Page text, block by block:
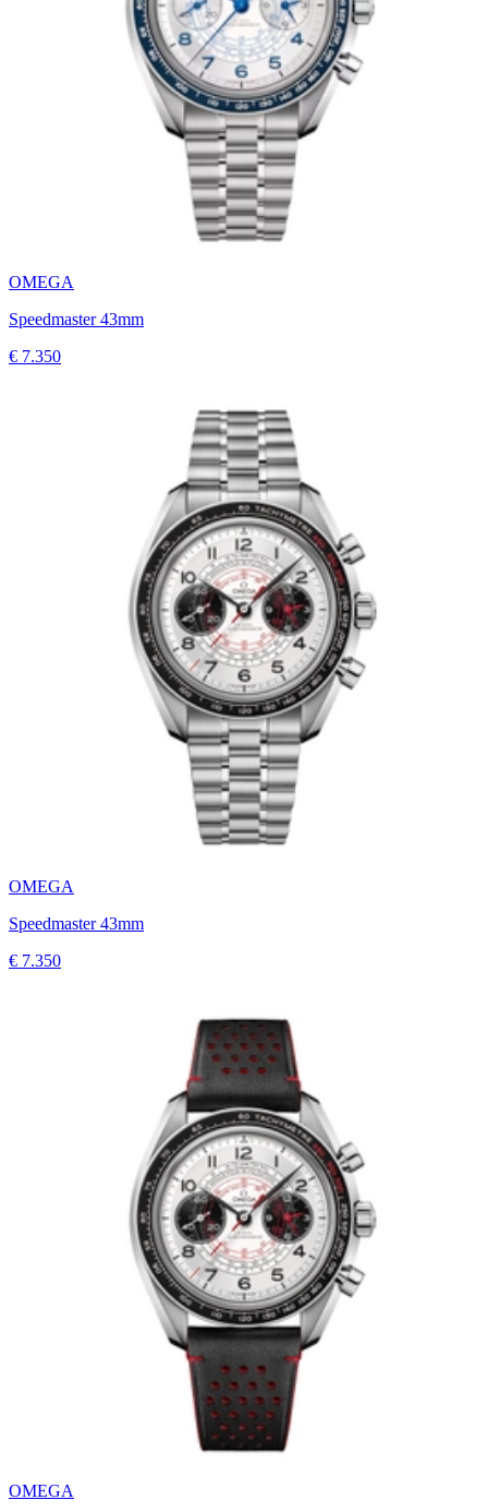
OMEGA
Speedmaster 43mm
€ 7.350
OMEGA
Speedmaster 43mm
€ 7.350
OMEGA